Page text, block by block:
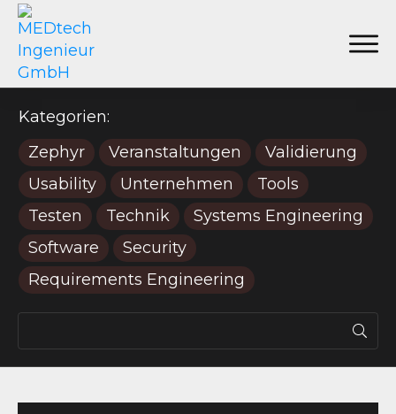
Kategorien:
Zephyr
Veranstaltungen
Validierung
Usability
Unternehmen
Tools
Testen
Technik
Systems Engineering
Software
Security
Requirements Engineering